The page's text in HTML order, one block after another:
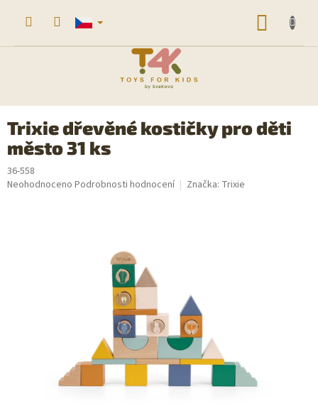
Trixie dřevěné kostičky pro děti
město 31 ks
36-558
Průměrné
Neohodnoceno Podrobnosti hodnocení Značka: Trixie